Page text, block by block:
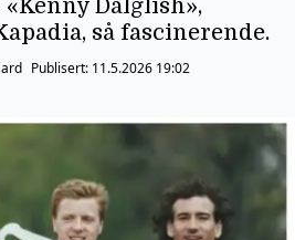
Dalglish»,
så fascinerende.
Publisert: 11.5.2026 19:02